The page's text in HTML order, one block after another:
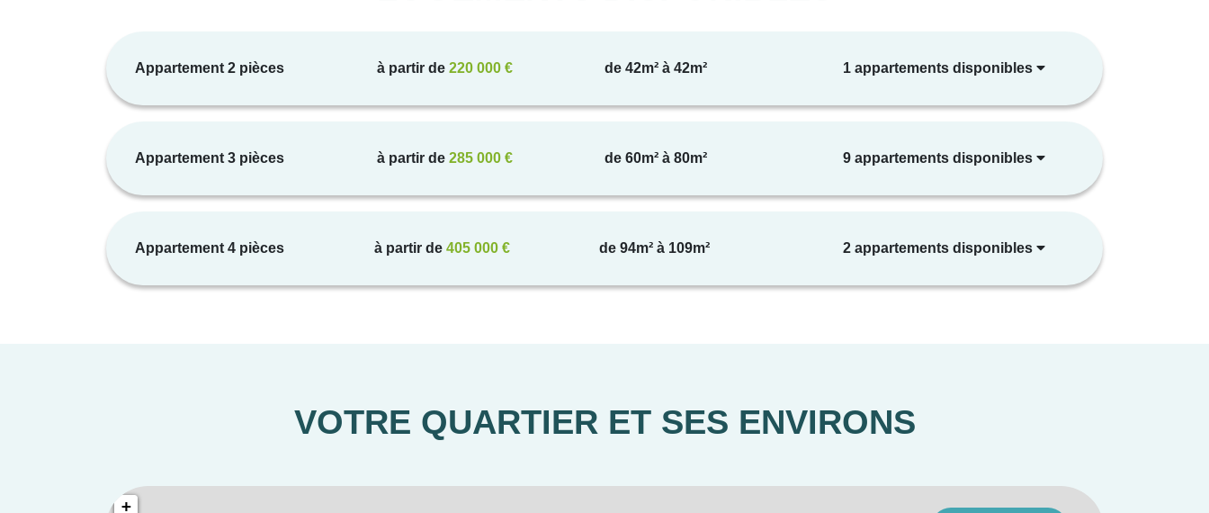
• Occultation manuelle dans les chambres (motorisation en option)
• Balcon ou terrasse pour tous les appartements
• Deux locaux vélos, équipés pour la recharge des vélos et trottinettes électriques
Appartement 2 pièces à partir de 220 000 € de 42m² à 42m² 1 appartements disponibles
Appartement 3 pièces à partir de 285 000 € de 60m² à 80m² 9 appartements disponibles
Appartement 4 pièces à partir de 405 000 € de 94m² à 109m² 2 appartements disponibles
VOTRE QUARTIER ET SES ENVIRONS
+